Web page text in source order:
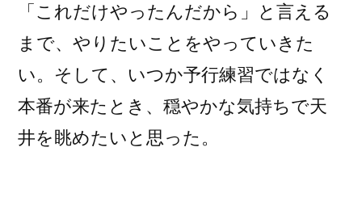
「これだけやったんだから」と言える
まで、やりたいことをやっていきた
い。そして、いつか予行練習ではなく
本番が来たとき、穏やかな気持ちで天
井を眺めたいと思った。